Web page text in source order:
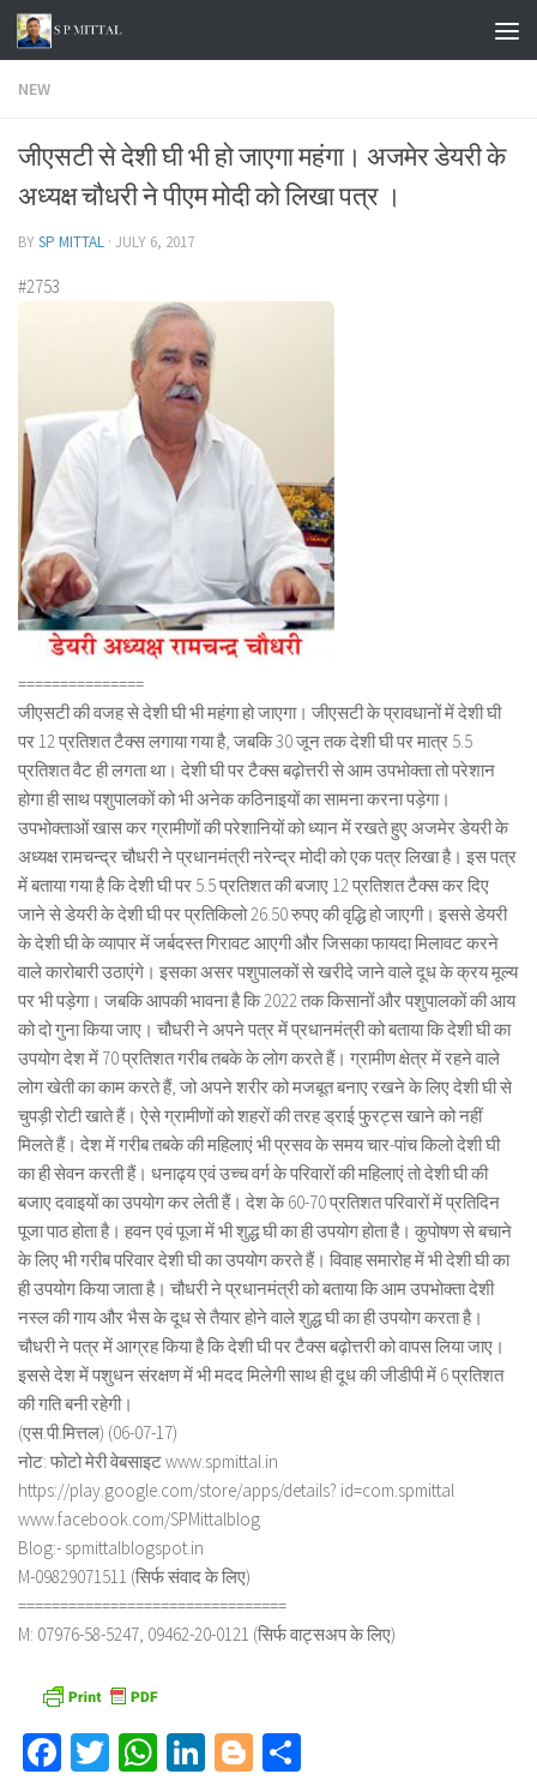
Skip to content
NEW
जीएसटी से देशी घी भी हो जाएगा महंगा। अजमेर डेयरी के
अध्यक्ष चौधरी ने पीएम मोदी को लिखा पत्र ।
BYSP MITTAL · JULY 6, 2017
#2753
===============
जीएसटी की वजह से देशी घी भी महंगा हो जाएगा। जीएसटी के प्रावधानों में देशी घी
पर 12 प्रतिशत टैक्स लगाया गया है, जबकि 30 जून तक देशी घी पर मात्र 5.5
प्रतिशत वैट ही लगता था। देशी घी पर टैक्स बढ़ोत्तरी से आम उपभोक्ता तो परेशान
होगा ही साथ पशुपालकों को भी अनेक कठिनाइयों का सामना करना पड़ेगा।
उपभोक्ताओं खास कर ग्रामीणों की परेशानियों को ध्यान में रखते हुए अजमेर डेयरी के
अध्यक्ष रामचन्द्र चौधरी ने प्रधानमंत्री नरेन्द्र मोदी को एक पत्र लिखा है। इस पत्र
में बताया गया है कि देशी घी पर 5.5 प्रतिशत की बजाए 12 प्रतिशत टैक्स कर दिए
जाने से डेयरी के देशी घी पर प्रतिकिलो 26.50 रुपए की वृद्धि हो जाएगी। इससे डेयरी
के देशी घी के व्यापार में जर्बदस्त गिरावट आएगी और जिसका फायदा मिलावट करने
वाले कारोबारी उठाएंगे। इसका असर पशुपालकों से खरीदे जाने वाले दूध के क्रय मूल्य
पर भी पड़ेगा। जबकि आपकी भावना है कि 2022 तक किसानों और पशुपालकों की आय
को दो गुना किया जाए। चौधरी ने अपने पत्र में प्रधानमंत्री को बताया कि देशी घी का
उपयोग देश में 70 प्रतिशत गरीब तबके के लोग करते हैं। ग्रामीण क्षेत्र में रहने वाले
लोग खेती का काम करते हैं, जो अपने शरीर को मजबूत बनाए रखने के लिए देशी घी से
चुपड़ी रोटी खाते हैं। ऐसे ग्रामीणों को शहरों की तरह ड्राई फु्रट्स खाने को नहीं
मिलते हैं। देश में गरीब तबके की महिलाएं भी प्रसव के समय चार-पांच किलो देशी घी
का ही सेवन करती हैं। धनाढ्य एवं उच्च वर्ग के परिवारों की महिलाएं तो देशी घी की
बजाए दवाइयों का उपयोग कर लेती हैं। देश के 60-70 प्रतिशत परिवारों में प्रतिदिन
पूजा पाठ होता है। हवन एवं पूजा में भी शुद्ध घी का ही उपयोग होता है। कुपोषण से बचाने
के लिए भी गरीब परिवार देशी घी का उपयोग करते हैं। विवाह समारोह में भी देशी घी का
ही उपयोग किया जाता है। चौधरी ने प्रधानमंत्री को बताया कि आम उपभोक्ता देशी
नस्ल की गाय और भैस के दूध से तैयार होने वाले शुद्ध घी का ही उपयोग करता है।
चौधरी ने पत्र में आग्रह किया है कि देशी घी पर टैक्स बढ़ोत्तरी को वापस लिया जाए।
इससे देश में पशुधन संरक्षण में भी मदद मिलेगी साथ ही दूध की जीडीपी में 6 प्रतिशत
की गति बनी रहेगी।
(एस.पी.मित्तल) (06-07-17)
नोट: फोटो मेरी वेबसाइट www.spmittal.in
https://play.google.com/store/apps/details? id=com.spmittal
www.facebook.com/SPMittalblog
Blog:- spmittalblogspot.in
M-09829071511 (सिर्फ संवाद के लिए)
================================
M: 07976-58-5247, 09462-20-0121 (सिर्फ वाट्सअप के लिए)
Facebook
TwitterWhatsApp
LinkedIn
Blogger